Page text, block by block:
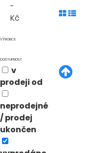
-
Kč
VÝROBCE
DOSTUPNOST
v
prodeji od
neprodejné
/ prodej
ukončen